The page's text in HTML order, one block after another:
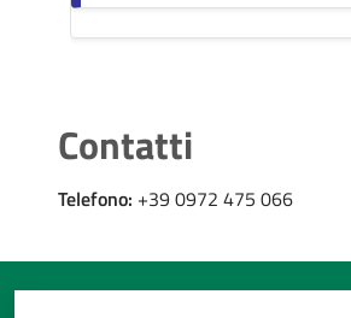
Contatti
Telefono: +39 0972 475 066